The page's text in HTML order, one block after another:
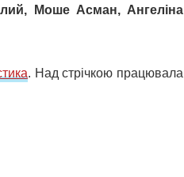
Моше Асман, Ангеліна
. Над стрічкою працювала